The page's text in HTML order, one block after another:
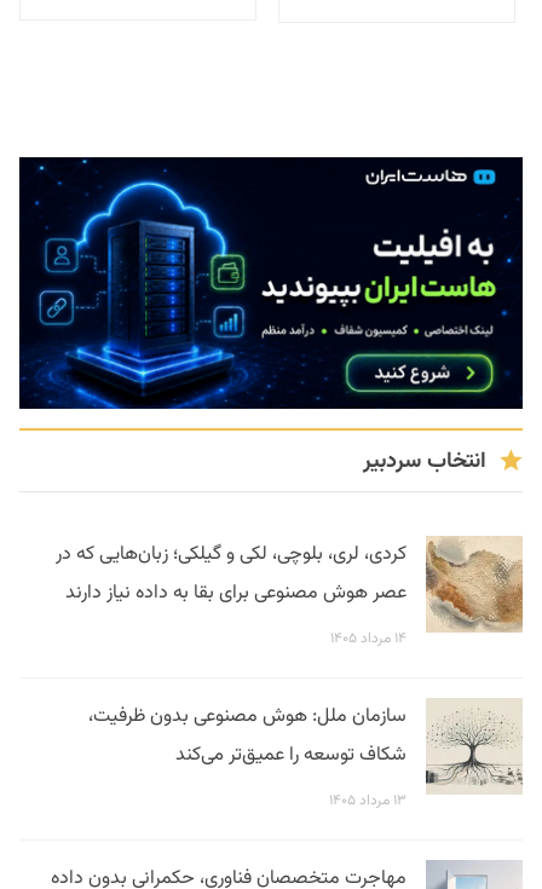
انتخاب سردبیر
کردی، لری، بلوچی، لکی و گیلکی؛ زبان‌هایی که در
عصر هوش مصنوعی برای بقا به داده نیاز دارند
۱۴ مرداد ۱۴۰۵
سازمان ملل: هوش مصنوعی بدون ظرفیت،
شکاف توسعه را عمیق‌تر می‌کند
۱۳ مرداد ۱۴۰۵
مهاجرت متخصصان فناوری، حکمرانی بدون داده